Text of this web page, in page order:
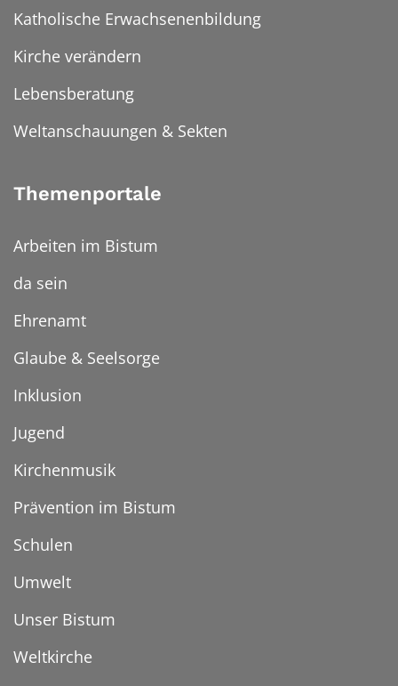
Katholische Erwachsenenbildung
Kirche verändern
Lebensberatung
Weltanschauungen & Sekten
Themenportale
Arbeiten im Bistum
da sein
Ehrenamt
Glaube & Seelsorge
Inklusion
Jugend
Kirchenmusik
Prävention im Bistum
Schulen
Umwelt
Unser Bistum
Weltkirche